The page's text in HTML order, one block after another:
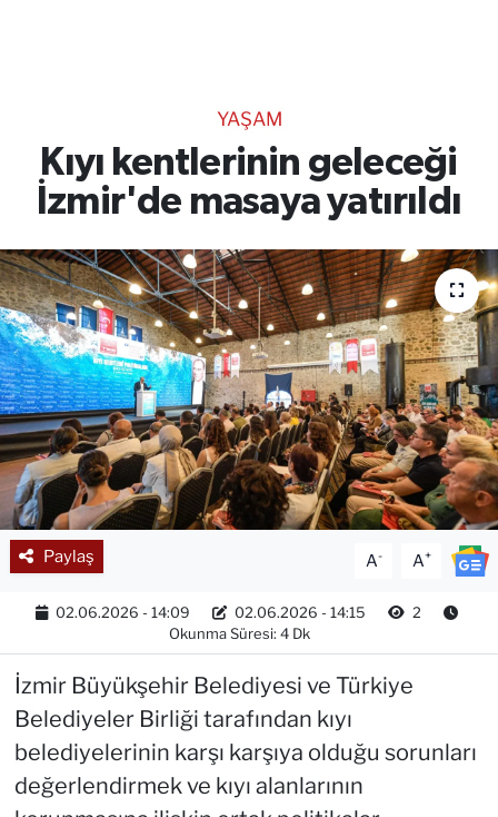
YAŞAM
Kıyı kentlerinin geleceği
İzmir'de masaya yatırıldı
Paylaş A- A+
02.06.2026 - 14:09 02.06.2026 - 14:15
2
Okunma Süresi: 4 Dk
İzmir Büyükşehir Belediyesi ve Türkiye
Belediyeler Birliği tarafından kıyı
belediyelerinin karşı karşıya olduğu sorunları
değerlendirmek ve kıyı alanlarının
RESMİ İLANLAR
Gencsesfm Canlı Dinle